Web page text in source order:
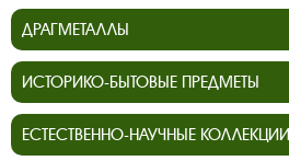
ДРАГМЕТАЛЛЫ
ИСТОРИКО-БЫТОВЫЕ ПРЕДМЕТЫ
ЕСТЕСТВЕННО-НАУЧНЫЕ КОЛЛЕКЦИИ